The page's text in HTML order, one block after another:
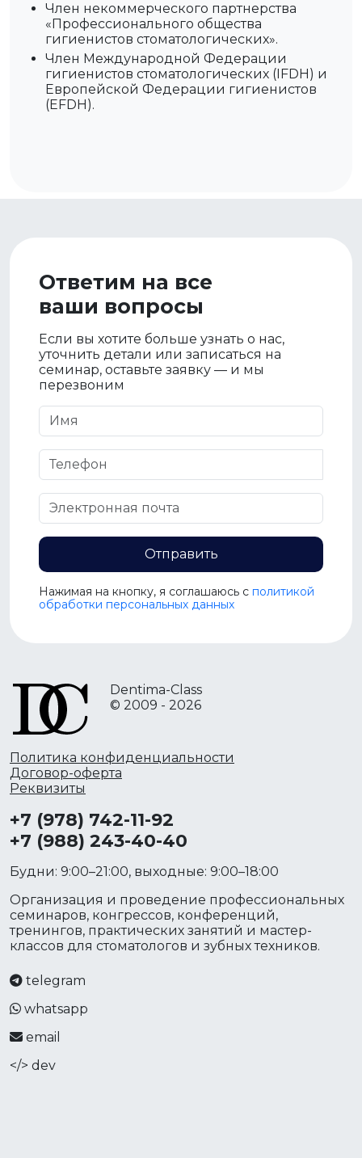
Член некоммерческого партнерства
«Профессионального общества
гигиенистов стоматологических».
Член Международной Федерации
гигиенистов стоматологических (IFDH) и
Европейской Федерации гигиенистов
(EFDH).
Ответим на все
ваши вопросы
Если вы хотите больше узнать о нас,
уточнить детали или записаться на
семинар, оставьте заявку — и мы
перезвоним
Отправить
Нажимая на кнопку, я соглашаюсь c политикой
обработки персональных данных
Dentima-Class
© 2009 - 2026
Политика конфиденциальности
Договор-оферта
Реквизиты
+7 (978) 742-11-92
+7 (988) 243-40-40
Будни: 9:00–21:00, выходные: 9:00–18:00
Организация и проведение профессиональных
семинаров, конгрессов, конференций,
тренингов, практических занятий и мастер-
классов для стоматологов и зубных техников.
telegram
whatsapp
email
</> dev